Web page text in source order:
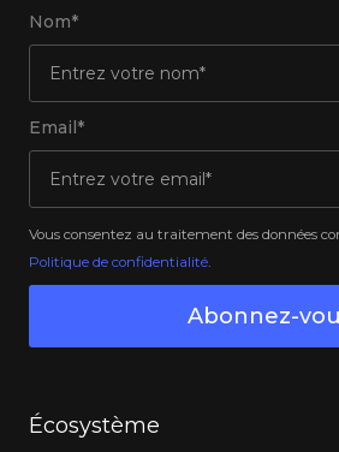
Nom*
Email*
Vous consentez au traitement des données
Politique de confidentialité.
Abonnez-
Écosystème